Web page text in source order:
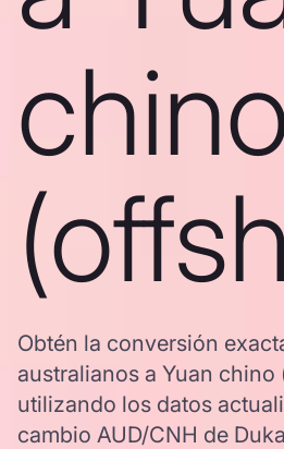
Obtén la conversión
australianos a Yuan chino
utilizando los datos
cambio AUD/CNH de